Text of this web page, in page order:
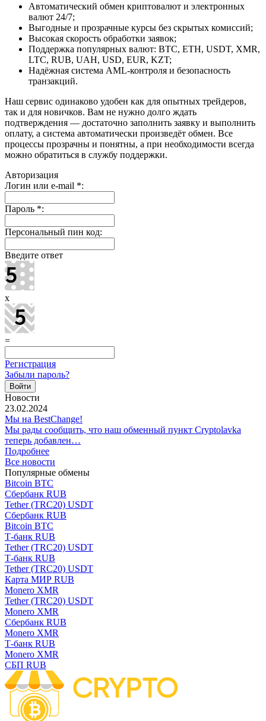
Автоматический обмен криптовалют и электронных
валют 24/7;
Выгодные и прозрачные курсы без скрытых комиссий;
Высокая скорость обработки заявок;
Поддержка популярных валют: BTC, ETH, USDT, XMR,
LTC, RUB, UAH, USD, EUR, KZT;
Надёжная система AML-контроля и безопасность
транзакций.
Наш сервис одинаково удобен как для опытных трейдеров,
так и для новичков. Вам не нужно долго ждать
подтверждения — достаточно заполнить заявку и выполнить
оплату, а система автоматически произведёт обмен. Все
процессы прозрачны и понятны, а при необходимости всегда
можно обратиться в службу поддержки.
Авторизация
Логин или e-mail *:
Пароль *:
Персональный пин код:
Введите ответ
x
=
Регистрация
Забыли пароль?
Новости
23.02.2024
Мы на BestChange!
Мы рады сообщить, что наш обменный пункт Cryptolavka
теперь добавлен…
Подробнее
Все новости
Популярные обмены
Bitcoin BTC
Сбербанк RUB
Tether (TRC20) USDT
Сбербанк RUB
Bitcoin BTC
Т-банк RUB
Tether (TRC20) USDT
Т-банк RUB
Tether (TRC20) USDT
Карта МИР RUB
Monero XMR
Tether (TRC20) USDT
Monero XMR
Сбербанк RUB
Monero XMR
Т-банк RUB
Monero XMR
СБП RUB